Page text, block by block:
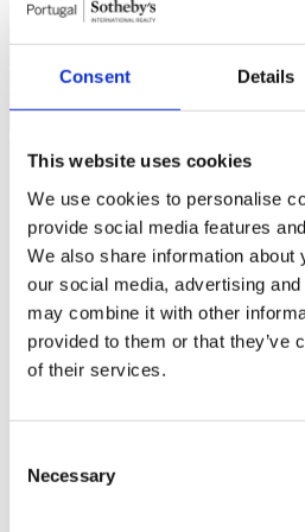
Consent Details
This website uses cookies
We use cookies to personalise
provide social media features
We also share information about
our social media, advertising
may combine it with other
provided to them or that they’ve
of their services.
Selection
Necessary
Boavistazul - Mediação Imobiliária,
Informations générales Pièces
Référence 112240033
Objectif Vente
Prix de vente 265.000 €
Région Porto
District Porto
Commune Porto
Paroisse Civile Bonfim
Zone Bonfim
Zone privée brute
Surface utile 36,25m²